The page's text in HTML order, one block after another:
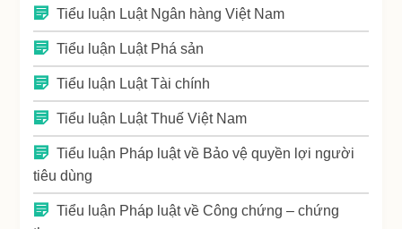
Tiểu luận Luật Ngân hàng Việt Nam
Tiểu luận Luật Phá sản
Tiểu luận Luật Tài chính
Tiểu luận Luật Thuế Việt Nam
Tiểu luận Pháp luật về Bảo vệ quyền lợi người
tiêu dùng
Tiểu luận Pháp luật về Công chứng – chứng